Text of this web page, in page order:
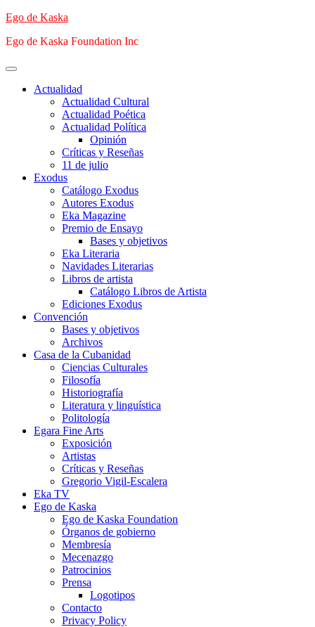
Saltar
contenido
Ego de Kaska
Ego de Kaska Foundation Inc
Menú
principalActualidad
Actualidad Cultural
Actualidad Poética
Actualidad Política
Opinión
Críticas y Reseñas
11 de julio
Exodus
Catálogo Exodus
Autores Exodus
Eka Magazine
Premio de Ensayo
Bases y objetivos
Eka Literaria
Navidades Literarias
Libros de artista
Catálogo Libros de Artista
Ediciones Exodus
Convención
Bases y objetivos
Archivos
Casa de la Cubanidad
Ciencias Culturales
Filosofía
Historiografía
Literatura y linguística
Politología
Egara Fine Arts
Exposición
Artistas
Críticas y Reseñas
Gregorio Vigil-Escalera
Eka TV
Ego de Kaska
Ego de Kaska Foundation
Órganos de gobierno
Membresía
Mecenazgo
Patrocinios
Prensa
Logotipos
Contacto
Privacy Policy